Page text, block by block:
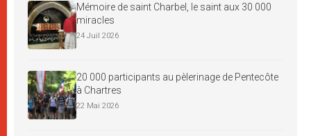
Mémoire de saint Charbel, le saint aux 30 000
miracles
24 Juil 2026
20 000 participants au pèlerinage de Pentecôte
à Chartres
22 Mai 2026